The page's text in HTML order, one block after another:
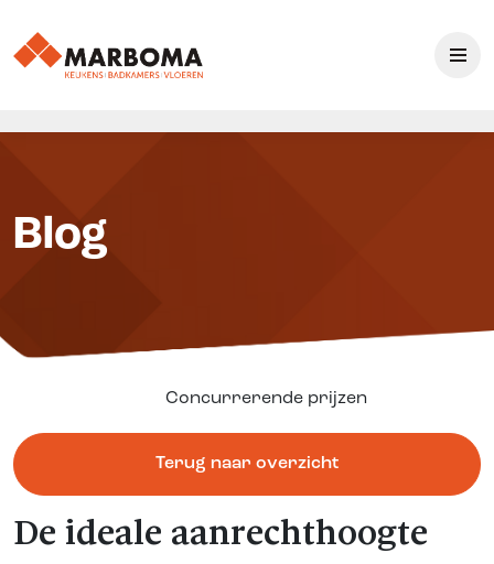
Blog
Concurrerende prijzen
Terug naar overzicht
De ideale aanrechthoogte